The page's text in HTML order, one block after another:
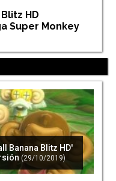
HD
Super Monkey
Banana Blitz HD'
(29/10/2019)